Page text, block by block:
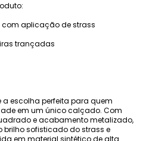
aplicação de strass
trançadas
a escolha perfeita para quem
em um único calçado. Com
e acabamento metalizado,
brilho sofisticado do strass e